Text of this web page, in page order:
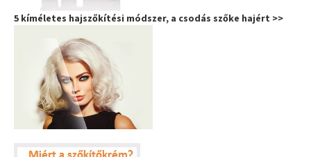
5 kíméletes hajszőkítési módszer, a csodás szőke hajért >>